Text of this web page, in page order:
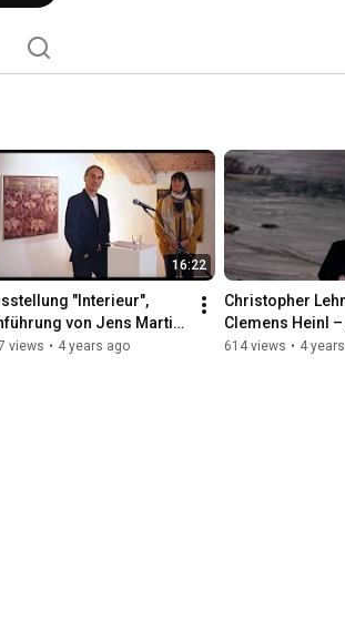
16:22
"Interieur",
von Jens Martin
views • 4 years ago
Christopher
Clemens Heinl –
WASSER II,
614 views • 4